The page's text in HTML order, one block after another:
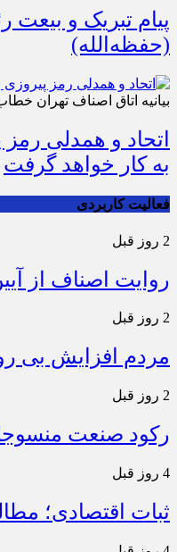
پیام تبریک و
(حفظه‌الله)
بیانیه اتاق اصناف تهران
اتحاد و همدلی
به کار خواهد گرفت
فعالیت کاربردی
2 روز قبل
روایت اصناف از
2 روز قبل
مردم افزایش بی
2 روز قبل
رکود صنعت
4 روز قبل
ثبات اقتصادی؛